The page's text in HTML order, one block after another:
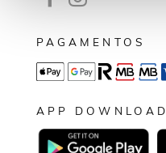
PAGAMENTOS
APP DOWNLOAD